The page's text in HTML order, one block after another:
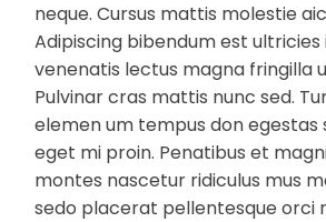
neque. Cursus mattis molestie
Adipiscing bibendum est
venenatis lectus magna fringilla
Pulvinar cras mattis nunc sed.
elemen um tempus don egestas
eget mi proin. Penatibus et
montes nascetur ridiculus mus
sedo placerat pellentesque orci